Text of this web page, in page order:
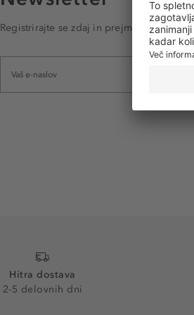
Registrirajte se zdaj in prejmite e-
Hitra dostava
2-5 delovnih dni